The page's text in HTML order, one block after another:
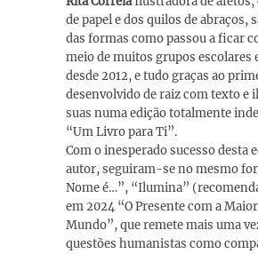
de papel e dos quilos de abraços,
das formas como passou a ficar
meio de muitos grupos escolares
desde 2012, e tudo graças ao
desenvolvido de raiz com texto e
suas numa edição totalmente
“Um Livro para Ti”.
Com o inesperado sucesso desta
autor, seguiram-se no mesmo
Nome é…”, “Ilumina”
em 2024 “O Presente com a
Mundo”, que remete mais uma
questões humanistas como